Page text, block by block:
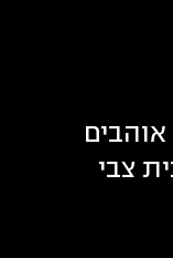
צבי